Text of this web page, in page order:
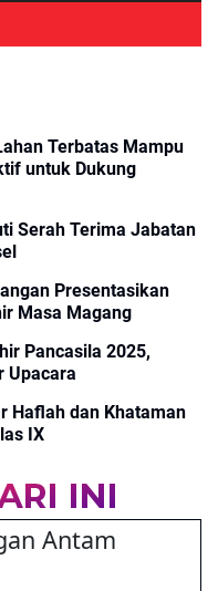
Terbatas Mampu
untuk Dukung
Serah Terima Jabatan
Presentasikan
Masa Magang
Pancasila 2025,
Upacara
Haflah dan Khataman
IX